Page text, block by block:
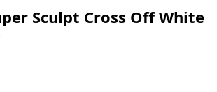
Sculpt Cross Off White